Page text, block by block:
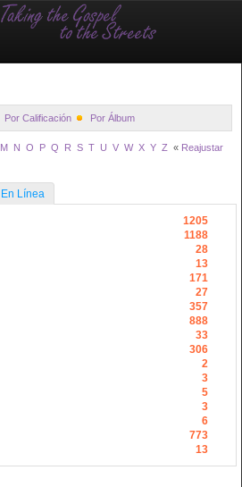
Por Calificación Por Álbum
M N O P Q R S T U V W X Y Z « Reajustar
En Línea
1205
1188
28
13
171
27
357
888
33
306
2
3
5
3
6
773
13